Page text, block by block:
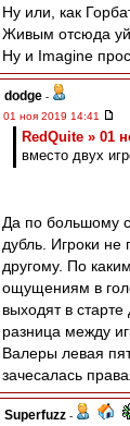
Ну или, как
Живым отсюда
Ну и Imagine
dodge -
01 ноя 2019 14:41
RedQuite » 01
вместо двух
Да по большому
дубль. Игроки не
другому. По
ощущениям в
выходят в
разница между
Валеры левая
зачесалась
Superfuzz -